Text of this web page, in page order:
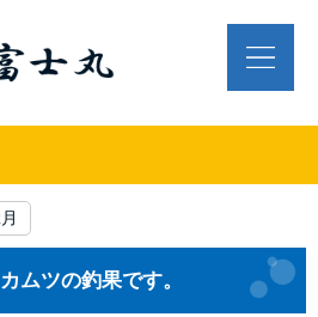
ムツの釣果です。